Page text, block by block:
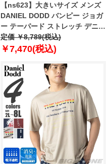
【ns623】大きいサイズ メンズ
DANIEL DODD バンピー ジョガ
ー テーパード ストレッチ デニム
パンツ 春夏新作 830-d-259005
【fre】
定価 ￥8,789(税込)
￥7,470(税込)